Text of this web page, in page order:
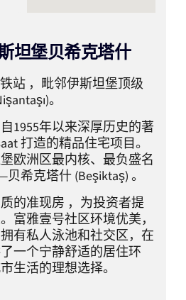
坦堡贝希克塔什
站 ，毗邻伊斯坦堡顶级
。
1955年以来深厚历史的著
打造的精品住宅项目。
欧洲区最内核、最负盛名
希克塔什 (Beşiktaş) 。
的准现房 ，为投资者提
富雅壹号社区环境优美，
有私人泳池和社交区，在
一个宁静舒适的居住环
生活的理想选择。